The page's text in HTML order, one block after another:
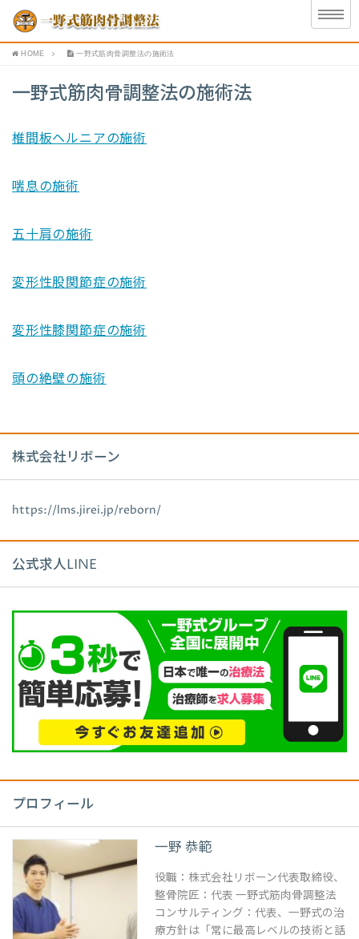
HOME 一野式筋肉骨調整法の施術法
一野式筋肉骨調整法の施術法
椎間板ヘルニアの施術
喘息の施術
五十肩の施術
変形性股関節症の施術
変形性膝関節症の施術
頭の絶壁の施術
株式会社リボーン
https://lms.jirei.jp/reborn/
公式求人LINE
プロフィール
一野 恭範
役職：株式会社リボーン代表取締役、
整骨院匠：代表 一野式筋肉骨調整法
コンサルティング：代表、一野式の治
療方針は「常に最高レベルの技術と話